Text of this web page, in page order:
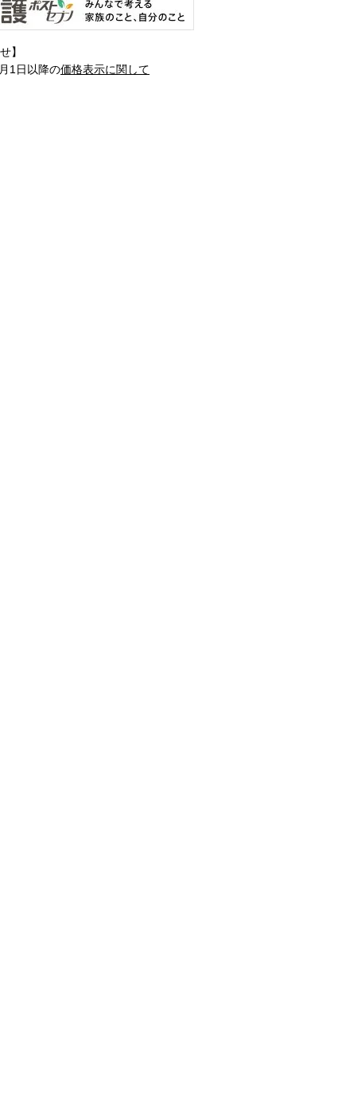
】
1日以降の価格表示に関して